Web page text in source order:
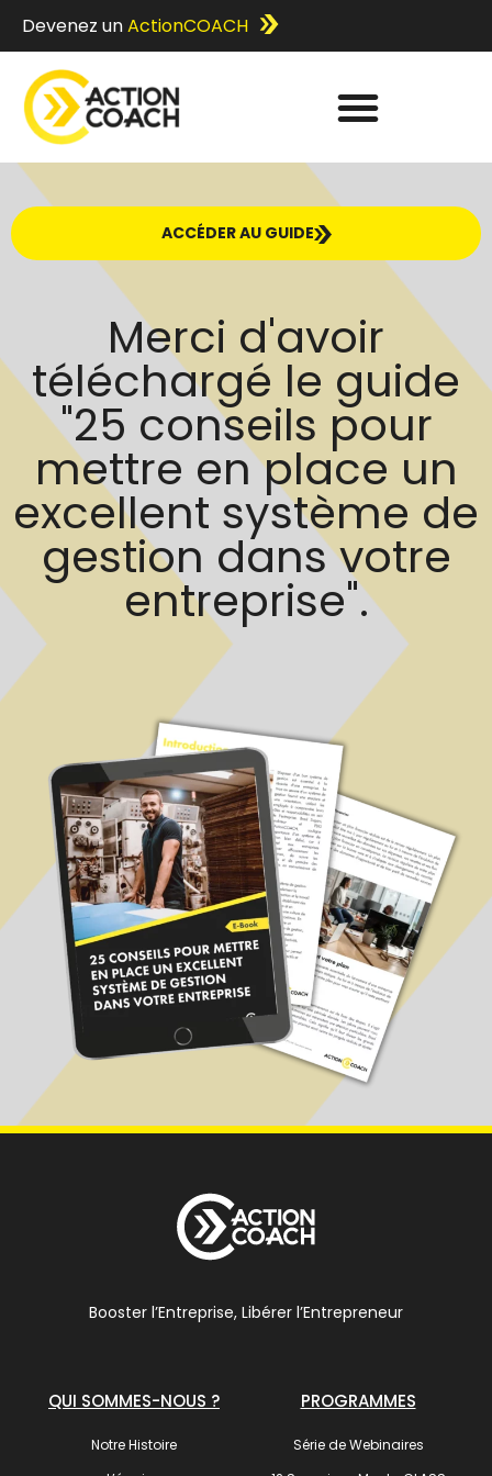
Devenez unActionCOACH
ACCÉDER AU GUIDE
Merci d'avoir
téléchargé le guide
"25 conseils pour
mettre en place un
excellent système de
gestion dans votre
entreprise".
Booster l’Entreprise, Libérer l’Entrepreneur
QUI SOMMES-NOUS ?
Notre Histoire
PROGRAMMES
Série de Webinaires